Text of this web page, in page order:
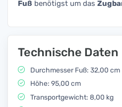
Fuß benötigst um das
Technische Daten
Durchmesser Fuß: 32,00 cm
Höhe: 95,00 cm
Transportgewicht: 8,00 kg